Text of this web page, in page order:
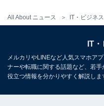
All About ニュース IT・ビジネス
IT
メルカリやLINEなど人気スマホア
ナーや転職に関する話題など、若
役立つ情報を分かりやすく解説しま